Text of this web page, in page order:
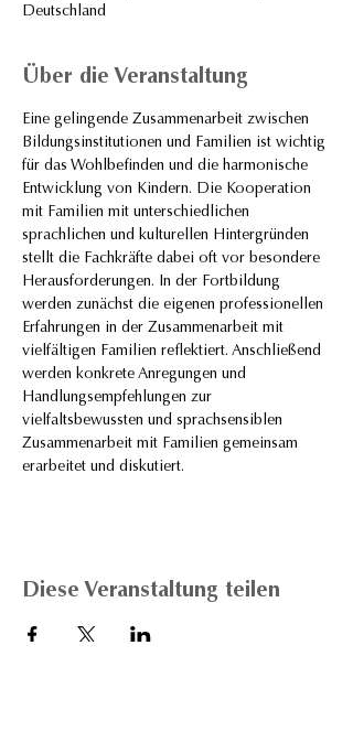
Deutschland
Über die Veranstaltung
Eine gelingende Zusammenarbeit zwischen
Bildungsinstitutionen und Familien ist wichtig
für das Wohlbefinden und die harmonische
Entwicklung von Kindern. Die Kooperation
mit Familien mit unterschiedlichen
sprachlichen und kulturellen Hintergründen
stellt die Fachkräfte dabei oft vor besondere
Herausforderungen. In der Fortbildung
werden zunächst die eigenen professionellen
Erfahrungen in der Zusammenarbeit mit
vielfältigen Familien reflektiert. Anschließend
werden konkrete Anregungen und
Handlungsempfehlungen zur
vielfaltsbewussten und sprachsensiblen
Zusammenarbeit mit Familien gemeinsam
erarbeitet und diskutiert.
Diese Veranstaltung teilen